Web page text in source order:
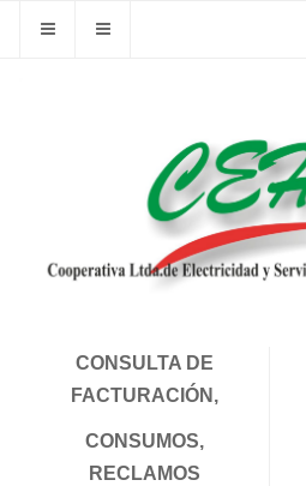
CONSULTA DE
FACTURACIÓN,
CONSUMOS,
RECLAMOS